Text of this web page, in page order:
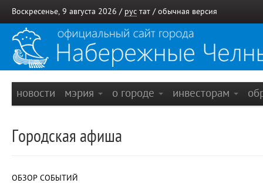
Воскресенье, 9 августа 2026 / рус тат / обычная версия
новости мэрия о городе инвесторам
Городская афиша
ОБЗОР СОБЫТИЙ